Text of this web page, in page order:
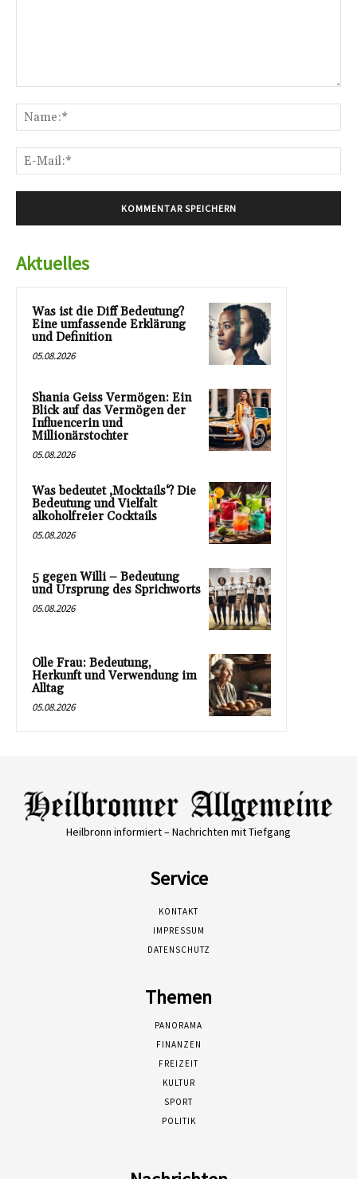
Aktuelles
Was ist die Diff Bedeutung?
Eine umfassende Erklärung
und Definition
05.08.2026
Shania Geiss Vermögen: Ein
Blick auf das Vermögen der
Influencerin und
Millionärstochter
05.08.2026
Was bedeutet ‚Mocktails‘? Die
Bedeutung und Vielfalt
alkoholfreier Cocktails
05.08.2026
5 gegen Willi – Bedeutung
und Ursprung des Sprichworts
05.08.2026
Olle Frau: Bedeutung,
Herkunft und Verwendung im
Alltag
05.08.2026
Heilbronn informiert – Nachrichten mit Tiefgang
Service
KONTAKT
IMPRESSUM
DATENSCHUTZ
Themen
PANORAMA
FINANZEN
FREIZEIT
KULTUR
SPORT
POLITIK